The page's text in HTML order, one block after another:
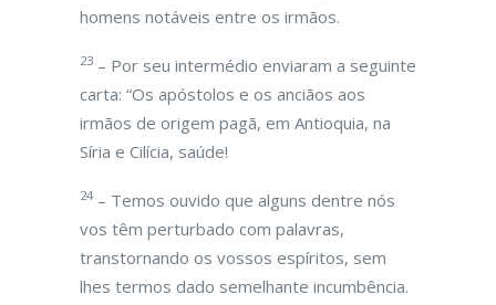
homens notáveis entre os irmãos.
23 – Por seu intermédio enviaram a seguinte
carta: “Os apóstolos e os anciãos aos
irmãos de origem pagã, em Antioquia, na
Síria e Cilícia, saúde!
24 – Temos ouvido que alguns dentre nós
vos têm perturbado com palavras,
transtornando os vossos espíritos, sem
lhes termos dado semelhante incumbência.